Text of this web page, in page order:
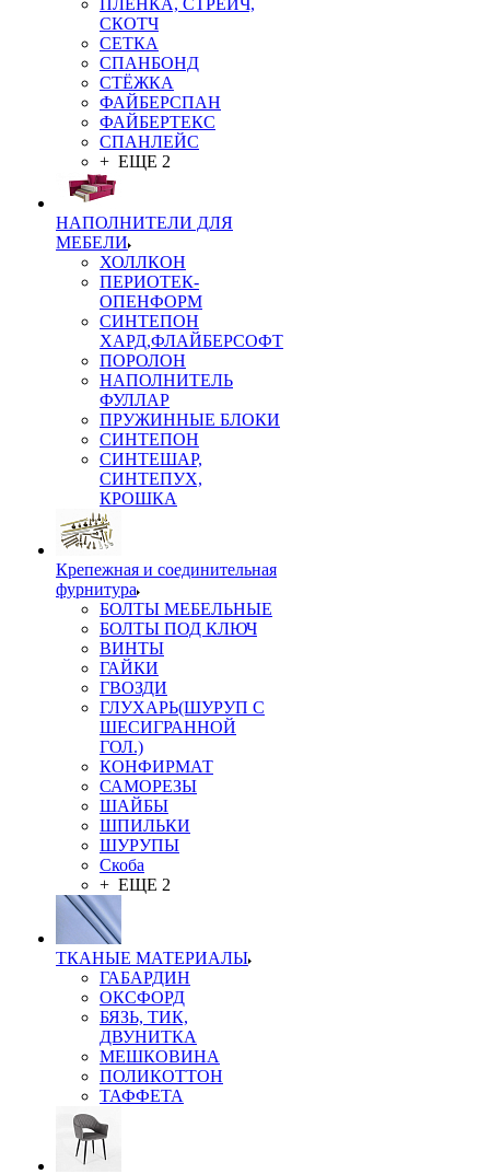
ПЛЁНКА, СТРЕЙЧ,
СКОТЧ
СЕТКА
СПАНБОНД
СТЁЖКА
ФАЙБЕРСПАН
ФАЙБЕРТЕКС
СПАНЛЕЙС
+ ЕЩЕ 2
НАПОЛНИТЕЛИ ДЛЯ
МЕБЕЛИ
ХОЛЛКОН
ПЕРИОТЕК-
ОПЕНФОРМ
СИНТЕПОН
ХАРД,ФЛАЙБЕРСОФТ
ПОРОЛОН
НАПОЛНИТЕЛЬ
ФУЛЛАР
ПРУЖИННЫЕ БЛОКИ
СИНТЕПОН
СИНТЕШАР,
СИНТЕПУХ,
КРОШКА
Крепежная и соединительная
фурнитура
БОЛТЫ МЕБЕЛЬНЫЕ
БОЛТЫ ПОД КЛЮЧ
ВИНТЫ
ГАЙКИ
ГВОЗДИ
ГЛУХАРЬ(ШУРУП С
ШЕСИГРАННОЙ
ГОЛ.)
КОНФИРМАТ
САМОРЕЗЫ
ШАЙБЫ
ШПИЛЬКИ
ШУРУПЫ
Скоба
+ ЕЩЕ 2
ТКАНЫЕ МАТЕРИАЛЫ
ГАБАРДИН
ОКСФОРД
БЯЗЬ, ТИК,
ДВУНИТКА
МЕШКОВИНА
ПОЛИКОТТОН
ТАФФЕТА